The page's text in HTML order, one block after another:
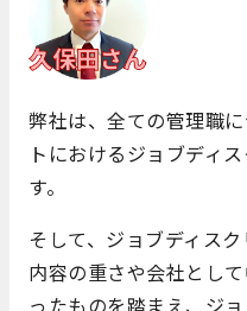
弊社は、全ての管理職
トにおけるジョブディ
す。
そして、ジョブディス
内容の重さや会社とし